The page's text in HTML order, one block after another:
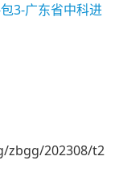
3-广东省中科进
zbgg/202308/t2